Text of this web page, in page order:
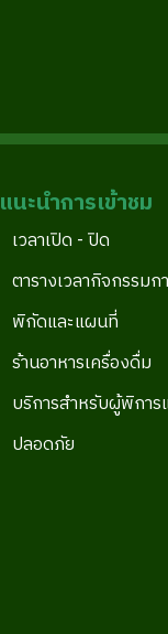
แนะนำการเข้าชม
เวลาเปิด - ปิด
ตารางเวลากิจกรรม
พิกัดและแผนที่
ร้านอาหารเครื่องดื่ม
บริการสำหรับผู้พิการ
ปลอดภัย